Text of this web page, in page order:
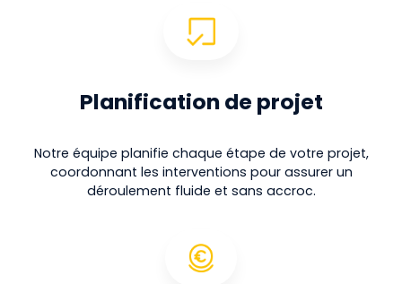
Planification de projet
Notre équipe planifie chaque étape de votre projet,
coordonnant les interventions pour assurer un
déroulement fluide et sans accroc.